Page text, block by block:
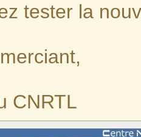
tester la
CNRTL